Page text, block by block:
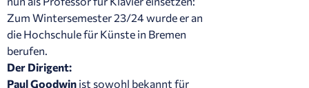
Zum Wintersemester 23/24 wurde er an
die Hochschule für Künste in Bremen
berufen.
Der Dirigent:
Paul Goodwin ist sowohl bekannt für